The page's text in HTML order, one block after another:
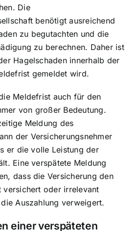
Die
benötigt ausreichend
zu begutachten und die
zu berechnen. Daher ist
Hagelschaden innerhalb der
gemeldet wird.
Meldefrist auch für den
von großer Bedeutung.
Meldung des
der Versicherungsnehmer
er die volle Leistung der
Eine verspätete Meldung
dass die Versicherung den
versichert oder irrelevant
Auszahlung verweigert.
einer verspäteten